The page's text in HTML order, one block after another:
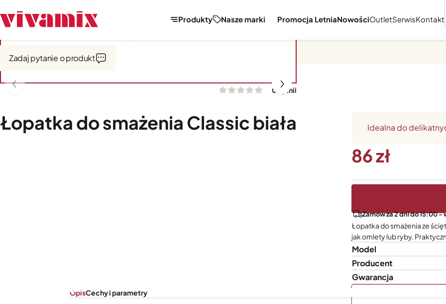
Produkty Nasze marki Promocja LetniaNowościOutletSerwisKontakt
Narzędzia i akcesoria kuchenne
0 opinii
Łopatka do smażenia Classic biała
Zadaj pytanie o produkt
Idealna do
86
Zamów za 2 dni do 15:00 -
Łopatka do smażenia ze
jak omlety lub ryby.
Model
Producent
Gwarancja
OpisCechy i parametry